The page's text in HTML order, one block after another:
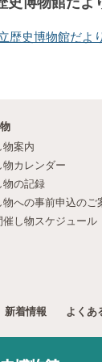
歴史博物館だよ
物案内
物カレンダー
物の記録
物への事前申込のご
催し物スケジュール
新着情報 よくあ